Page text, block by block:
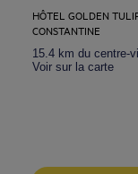
HÔTEL GOLDEN
CONSTANTINE
15.4 km du centre-
Voir sur la carte